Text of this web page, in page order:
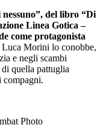
del libro “Di
Linea Gotica –
come protagonista
Luca Morini lo conobbe,
e negli scambi
quella pattuglia
compagni.
Photo